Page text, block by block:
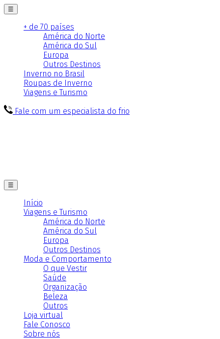
☰
+ de 70 países
América do Norte
América do Sul
Europa
Outros Destinos
Inverno no Brasil
Roupas de Inverno
Viagens e Turismo
Fale com um especialista do frio
☰
Início
Viagens e Turismo
América do Norte
América do Sul
Europa
Outros Destinos
Moda e Comportamento
O que Vestir
Saúde
Organização
Beleza
Outros
Loja virtual
Fale Conosco
Sobre nós